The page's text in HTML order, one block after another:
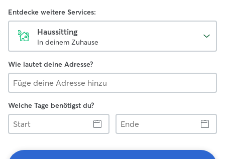
Entdecke weitere Services:
Haussitting
In deinem Zuhause
Wie lautet deine Adresse?
Welche Tage benötigst du?
Start
Ende